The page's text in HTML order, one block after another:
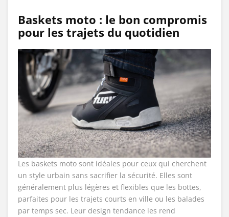
Baskets moto : le bon compromis
pour les trajets du quotidien
Les baskets moto sont idéales pour ceux qui cherchent
un style urbain sans sacrifier la sécurité. Elles sont
généralement plus légères et flexibles que les bottes,
parfaites pour les trajets courts en ville ou les balades
par temps sec. Leur design tendance les rend